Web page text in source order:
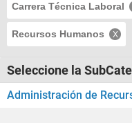
Carrera Técnica Laboral
Recursos Humanos
Seleccione la
Administración de